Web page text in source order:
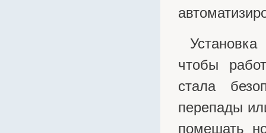
чтобы
стала
перепады
помешать